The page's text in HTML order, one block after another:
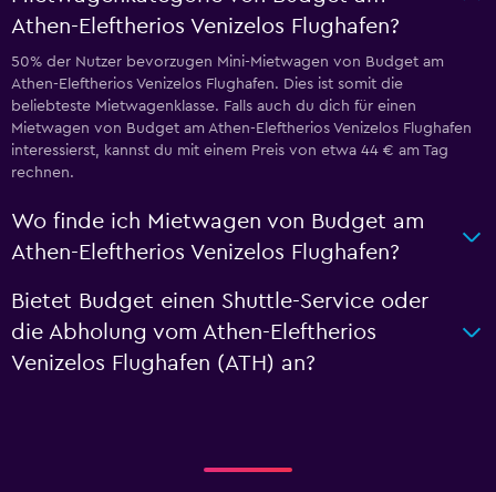
Athen-Eleftherios Venizelos Flughafen?
50% der Nutzer bevorzugen Mini-Mietwagen von Budget am
Athen-Eleftherios Venizelos Flughafen. Dies ist somit die
beliebteste Mietwagenklasse. Falls auch du dich für einen
Mietwagen von Budget am Athen-Eleftherios Venizelos Flughafen
interessierst, kannst du mit einem Preis von etwa 44 € am Tag
rechnen.
Wo finde ich Mietwagen von Budget am
Athen-Eleftherios Venizelos Flughafen?
Bietet Budget einen Shuttle-Service oder
die Abholung vom Athen-Eleftherios
Venizelos Flughafen (ATH) an?